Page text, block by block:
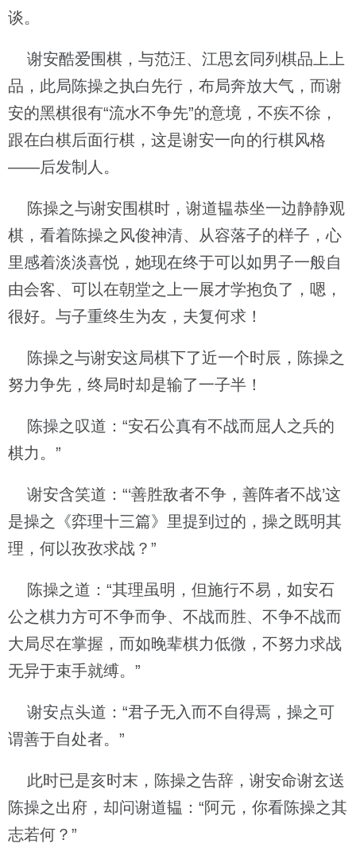
谈。
谢安酷爱围棋，与范汪、江思玄同列棋品上上
品，此局陈操之执白先行，布局奔放大气，而谢
安的黑棋很有“流水不争先”的意境，不疾不徐，
跟在白棋后面行棋，这是谢安一向的行棋风格
——后发制人。
陈操之与谢安围棋时，谢道韫恭坐一边静静观
棋，看着陈操之风俊神清、从容落子的样子，心
里感着淡淡喜悦，她现在终于可以如男子一般自
由会客、可以在朝堂之上一展才学抱负了，嗯，
很好。与子重终生为友，夫复何求！
陈操之与谢安这局棋下了近一个时辰，陈操之
努力争先，终局时却是输了一子半！
陈操之叹道：“安石公真有不战而屈人之兵的
棋力。”
谢安含笑道：“‘善胜敌者不争，善阵者不战’这
是操之《弈理十三篇》里提到过的，操之既明其
理，何以孜孜求战？”
陈操之道：“其理虽明，但施行不易，如安石
公之棋力方可不争而争、不战而胜、不争不战而
大局尽在掌握，而如晚辈棋力低微，不努力求战
无异于束手就缚。”
谢安点头道：“君子无入而不自得焉，操之可
谓善于自处者。”
此时已是亥时末，陈操之告辞，谢安命谢玄送
陈操之出府，却问谢道韫：“阿元，你看陈操之其
志若何？”